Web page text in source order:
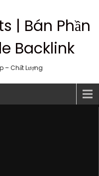
| Bán Phần
Backlink
– Chất Lượng